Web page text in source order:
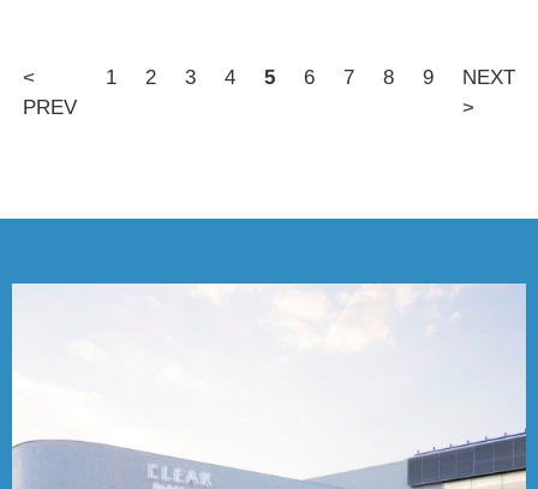
<
PREV
1 2 3 4 5 6 7 8 9
NEXT
>